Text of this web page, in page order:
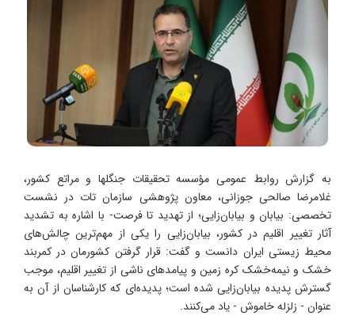
به گزارش روابط عمومی مؤسسه تحقیقات جنگلها و مراتع کشور،
غلامرضا صالحی جوزانی، معاون پژوهشی سازمان تات در نشست
تخصصی: بیابان و بیابان‌زایی؛ از تهدید تا فرصت- با اشاره به تشدید
آثار تغییر اقلیم در کشور، بیابان‌زایی را یکی از مهم‌ترین چالش‌های
محیط زیستی ایران دانست و گفت: قرار گرفتن کشورمان در کمربند
خشک و نیمه‌خشک کره زمین و پیامدهای ناشی از تغییر اقلیم، موجب
گسترش پدیده بیابان‌زایی شده است؛ پدیده‌ای که کارشناسان از آن به
عنوان - زلزله خاموش - یاد می‌کنند.